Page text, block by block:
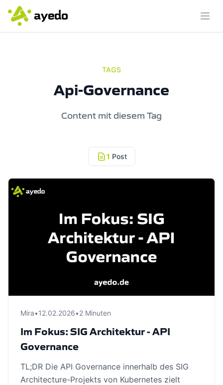
TAGS
Api-Governance
Content mit diesem Tag
1 Post
Mira•12.02.2026•2 Minuten
Im Fokus: SIG Architektur - API
Governance
TL;DR Die API Governance innerhalb des SIG
Architecture-Projekts von Kubernetes zielt